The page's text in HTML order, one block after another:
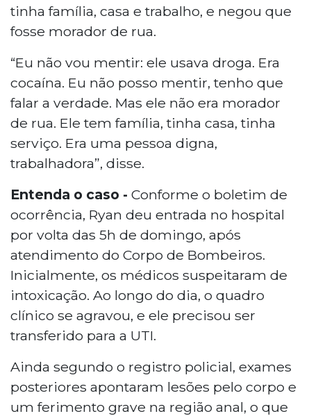
tinha família, casa e trabalho, e negou que
fosse morador de rua.
“Eu não vou mentir: ele usava droga. Era
cocaína. Eu não posso mentir, tenho que
falar a verdade. Mas ele não era morador
de rua. Ele tem família, tinha casa, tinha
serviço. Era uma pessoa digna,
trabalhadora”, disse.
Entenda o caso - Conforme o boletim de
ocorrência, Ryan deu entrada no hospital
por volta das 5h de domingo, após
atendimento do Corpo de Bombeiros.
Inicialmente, os médicos suspeitaram de
intoxicação. Ao longo do dia, o quadro
clínico se agravou, e ele precisou ser
transferido para a UTI.
Ainda segundo o registro policial, exames
posteriores apontaram lesões pelo corpo e
um ferimento grave na região anal, o que